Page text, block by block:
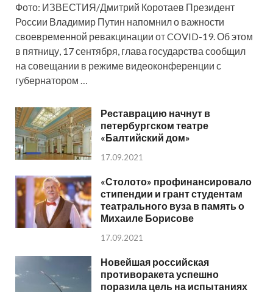
Фото: ИЗВЕСТИЯ/Дмитрий Коротаев Президент
России Владимир Путин напомнил о важности
своевременной ревакцинации от COVID-19. Об этом
в пятницу, 17 сентября, глава государства сообщил
на совещании в режиме видеоконференции с
губернатором …
Реставрацию начнут в
петербургском театре
«Балтийский дом»
17.09.2021
«Столото» профинансировало
стипендии и грант студентам
театрального вуза в память о
Михаиле Борисове
17.09.2021
Новейшая российская
противоракета успешно
поразила цель на испытаниях